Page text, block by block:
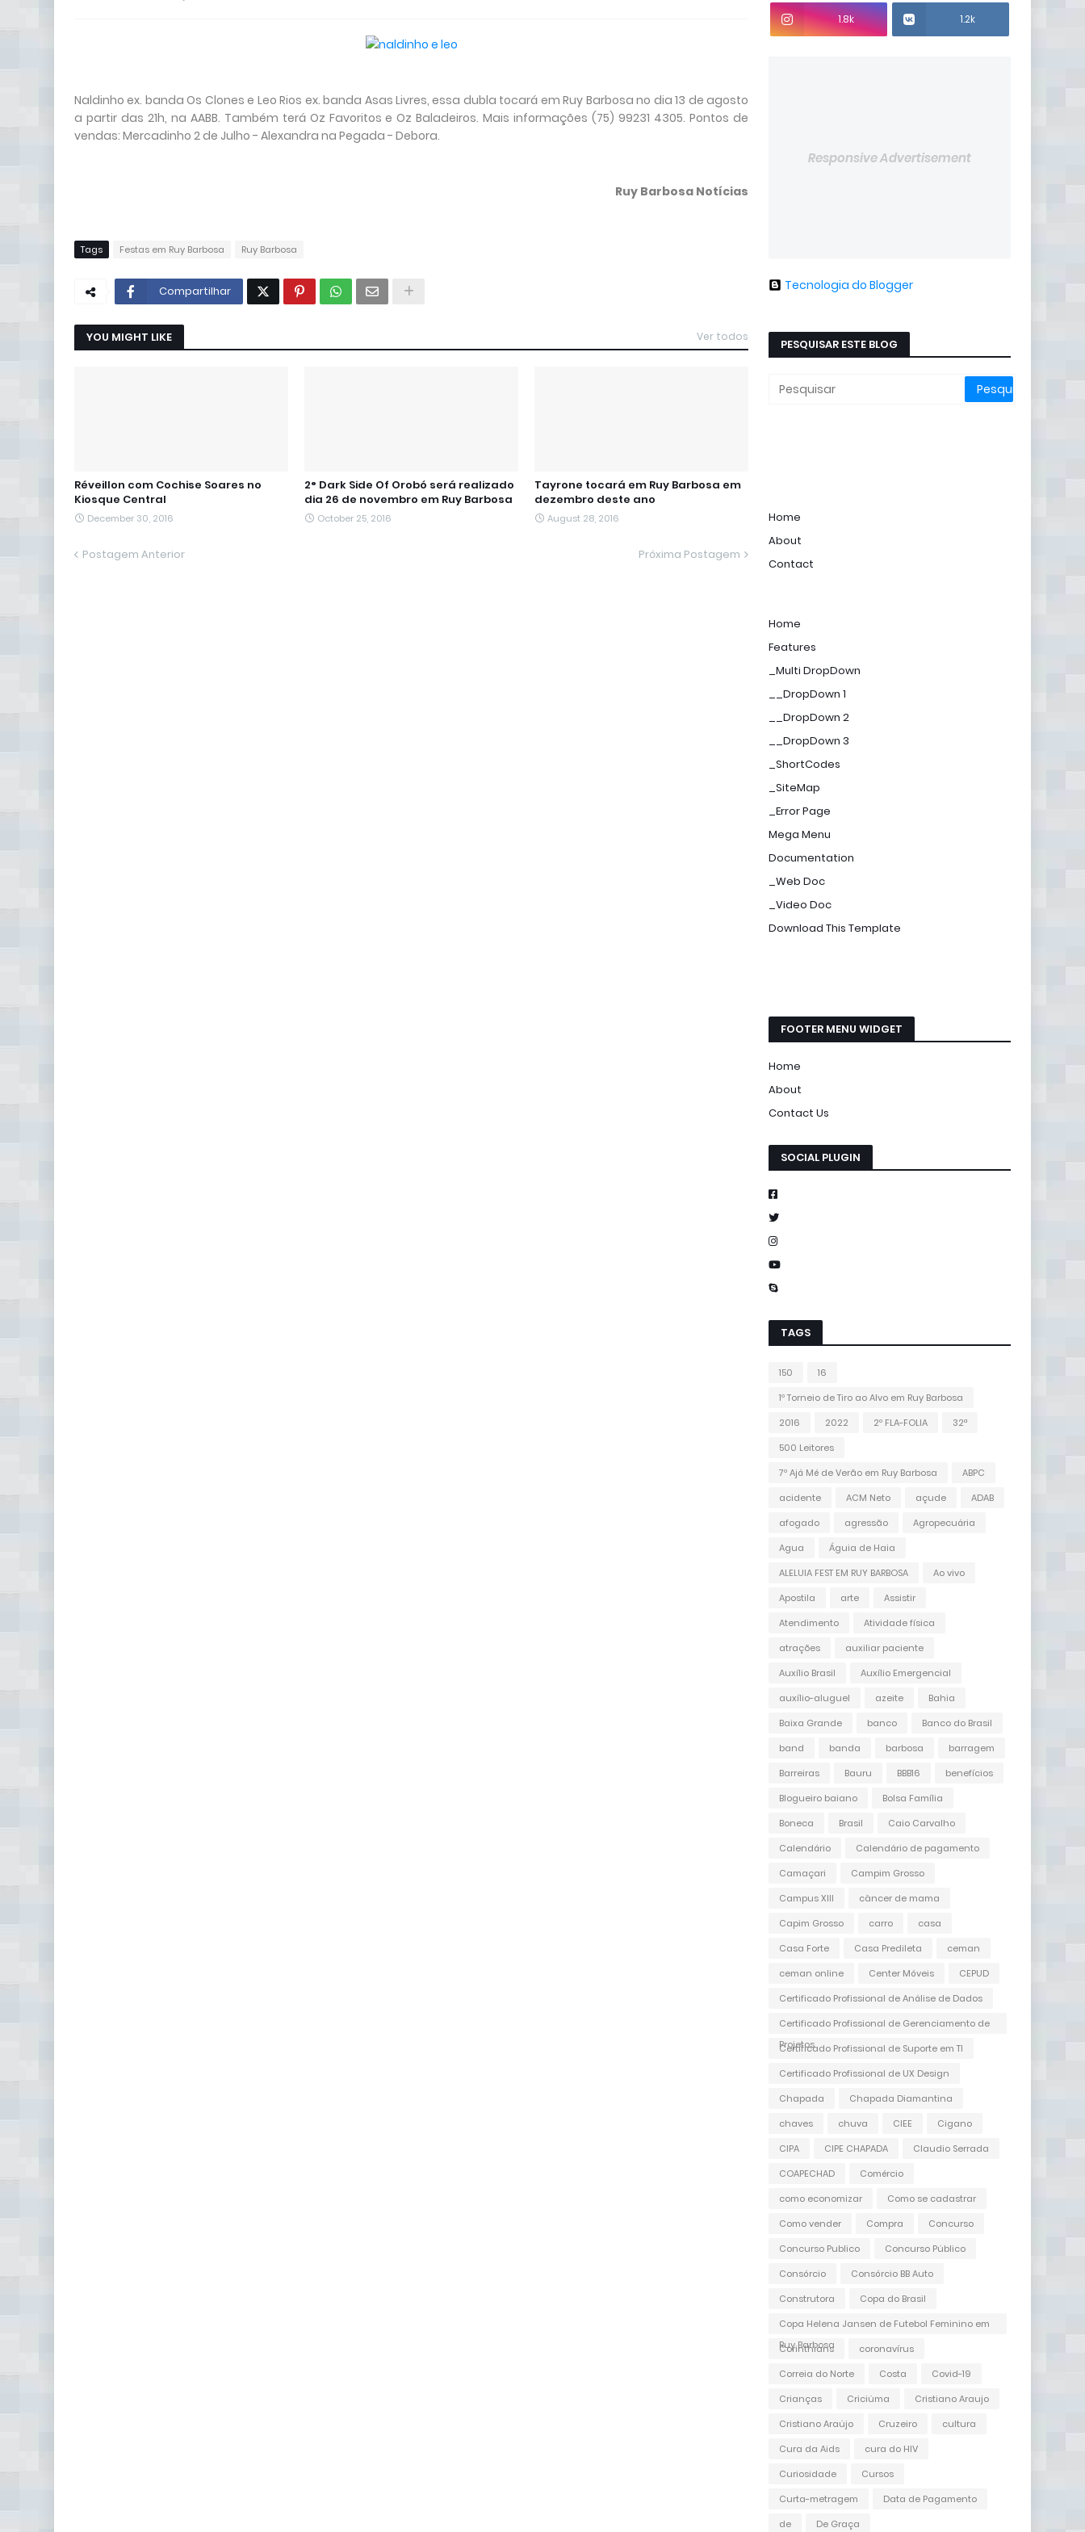
Naldinho ex. banda Os Clones e Leo Rios ex. banda Asas Livres, essa dubla tocará em Ruy Barbosa no dia 13 de agosto
a partir das 21h, na AABB. Também terá Oz Favoritos e Oz Baladeiros. Mais informações (75) 99231 4305. Pontos de
vendas: Mercadinho 2 de Julho - Alexandra na Pegada - Debora.
Ruy Barbosa Notícias
Tags Festas em Ruy Barbosa Ruy Barbosa
Compartilhar
YOU MIGHT LIKE Ver todos
Réveillon com Cochise Soares no
Kiosque Central
December 30, 2016
2° Dark Side Of Orobó será realizado
dia 26 de novembro em Ruy Barbosa
October 25, 2016
Tayrone tocará em Ruy Barbosa em
dezembro deste ano
August 28, 2016
Postagem Anterior Próxima Postagem
1.8k 1.2k
Responsive Advertisement
Tecnologia do Blogger
PESQUISAR ESTE BLOG
Home
About
Contact
Home
Features
_Multi DropDown
__DropDown 1
__DropDown 2
__DropDown 3
_ShortCodes
_SiteMap
_Error Page
Mega Menu
Documentation
_Web Doc
_Video Doc
Download This Template
FOOTER MENU WIDGET
Home
About
Contact Us
SOCIAL PLUGIN
TAGS
150
16
1º Torneio de Tiro ao Alvo em Ruy Barbosa
2016
2022 2º FLA-FOLIA
32ª
500 Leitores
7º Ajá Mé de Verão em Ruy Barbosa
ABPC
acidente
ACM Neto açude
ADAB
afogado
agressão
Agropecuária
Agua
Águia de Haia
ALELUIA FEST EM RUY BARBOSA
Ao vivo
Apostila
arte
Assistir
Atendimento
Atividade física
atrações
auxiliar paciente
Auxílio Brasil
Auxílio Emergencial
auxílio-aluguel
azeite
Bahia
Baixa Grande
banco
Banco do Brasil
band
banda barbosa
barragem
Barreiras
Bauru BBB16
benefícios
Blogueiro baiano
Bolsa Família
Boneca
Brasil
Caio Carvalho
Calendário
Calendário de pagamento
Camaçari
Campim Grosso
Campus XIII
câncer de mama
Capim Grosso
carro
casa
Casa Forte
Casa Predileta
ceman
ceman online
Center Móveis
CEPUD
Certificado Profissional de Análise de Dados
Certificado Profissional de Gerenciamento de
Projetos
Certificado Profissional de Suporte em TI
Certificado Profissional de UX Design
Chapada
Chapada Diamantina
chaves
chuva CIEE
Cigano
CIPA
CIPE CHAPADA
Claudio Serrada
COAPECHAD
Comércio
como economizar
Como se cadastrar
Como vender
Compra
Concurso
Concurso Publico
Concurso Público
Consórcio
Consórcio BB Auto
Construtora
Copa do Brasil
Copa Helena Jansen de Futebol Feminino em
Ruy Barbosa
Corinthians
coronavírus
Correia do Norte
Costa
Covid-19
Crianças
Criciúma
Cristiano Araujo
Cristiano Araújo
Cruzeiro
cultura
Cura da Aids
cura do HIV
Curiosidade
Cursos
Curta-metragem
Data de Pagamento
de
De Graça